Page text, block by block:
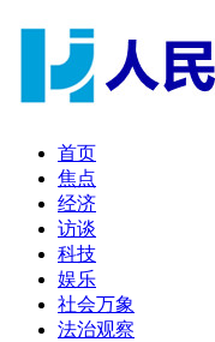
首页
焦点
经济
访谈
科技
娱乐
社会万象
法治观察